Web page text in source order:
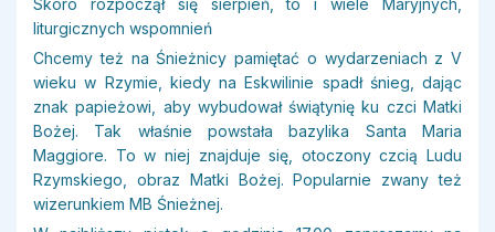
Historia ośrodka
Pod opieką Świętych
Skoro rozpoczął się sierpień, to i wiele Maryjnych,
liturgicznych wspomnień
Chcemy też na Śnieżnicy pamiętać o wydarzeniach z V
wieku w Rzymie, kiedy na Eskwilinie spadł śnieg, dając
znak papieżowi, aby wybudował świątynię ku czci Matki
Bożej. Tak właśnie powstała bazylika Santa Maria
Maggiore. To w niej znajduje się, otoczony czcią Ludu
Rzymskiego, obraz Matki Bożej. Popularnie zwany też
wizerunkiem MB Śnieżnej.